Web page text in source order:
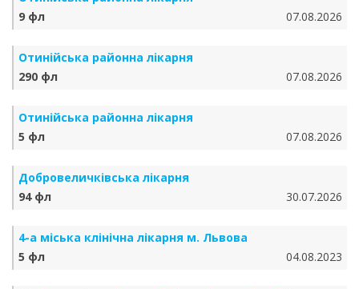
9 фл
07.08.2026
Отинійська районна лікарня
290 фл
07.08.2026
Отинійська районна лікарня
5 фл
07.08.2026
Добровеличківська лікарня
94 фл
30.07.2026
4-а міська клінічна лікарня м. Львова
5 фл
04.08.2023